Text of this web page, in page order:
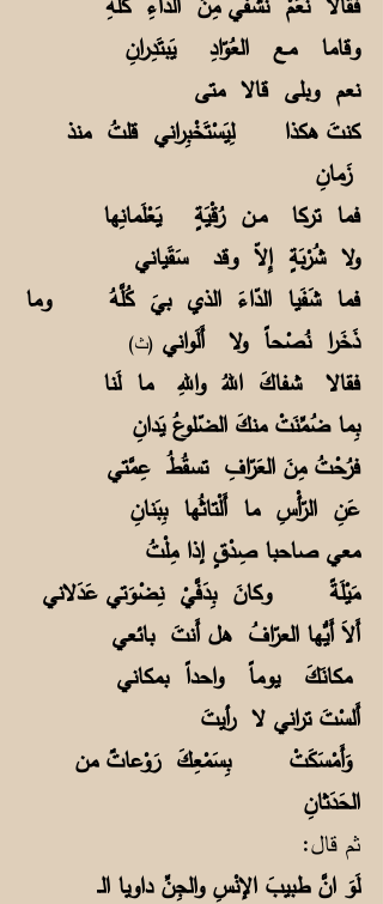
وقاما مـع العُوّادِ يَبتَدِرانِ
نعم وبلى قالا متى
كنتَ هكذا لِيَسْتَخْبِراني قلتُ منذ
زَمانِ
فما تركا مـن رُقْيَةٍ يَعْلَمانِها
ولا شُرْبَةٍ إِلاّ وقد سَقَياني
فما شَفَيا الدّاءَ الذي بيَ كُلَّهُ وما
ذَخَرا نُصْحاً ولا أَلَواني (ث)
فقالا شفاكَ اللهُ واللهِ ما لَنا
بِما ضُمِّنَتْ منكَ الضّلوعُ يَدانِ
فرُحْتُ مِنَ العَرّافِ تسقُطُ عِمَّتي
عَنِ الرّأْسِ ما أَلْتاثُها بِبَنانِ
معي صاحبا صِدْقٍ إذا مِلْتُ
مَيْلَةً وكانَ بِدَفَّيْ نِضْوَتي عَدَلاني
أَلاَ أَيُّها العرّافُ هل أَنتَ بائعي
مكانَكَ يوماً واحداً بمكاني
أَلسْتَ تراني لا رأيتَ
وَأَمْسَكَتْ بِسَمْعِكَ رَوْعاتٌ من
الحَدَثانِ
ثم قال:
لَوَ انَّ طبيبَ الإنْسِ والجِنِّ داويا الـ